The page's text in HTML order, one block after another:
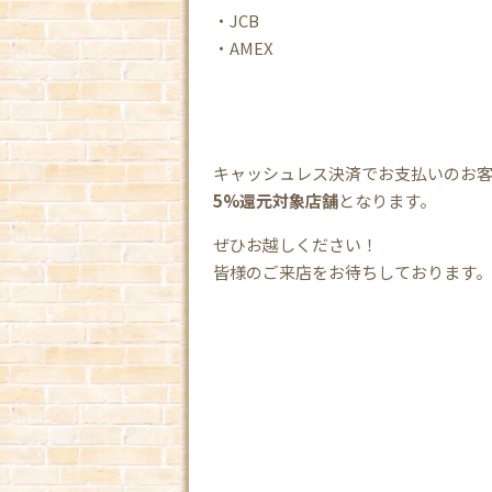
・JCB
・AMEX
キャッシュレス決済でお支払いのお
5%還元対象店舗となります。
ぜひお越しください！
皆様のご来店をお待ちしております。